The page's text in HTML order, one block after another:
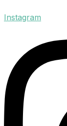
Instagram